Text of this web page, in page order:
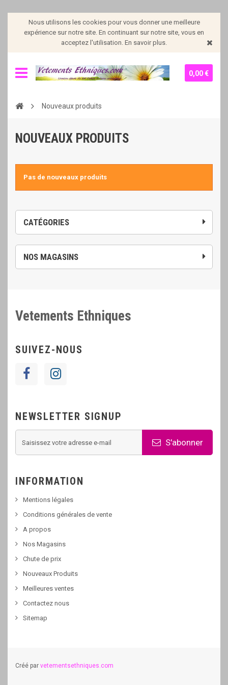
Nous utilisons les cookies pour vous donner une meilleure
expérience sur notre site. En continuant sur notre site, vous en
acceptez l'utilisation. En savoir plus.
0,00 €
Nouveaux produits
CATÉGORIES
NOS MAGASINS
NOUVEAUX PRODUITS
Pas de nouveaux produits
Vetements Ethniques
SUIVEZ-NOUS
NEWSLETTER SIGNUP
S'abonner
INFORMATION
Mentions légales
Conditions générales de vente
A propos
Nos Magasins
Chute de prix
Nouveaux Produits
Meilleures ventes
Contactez nous
Sitemap
Créé par vetementsethniques.com